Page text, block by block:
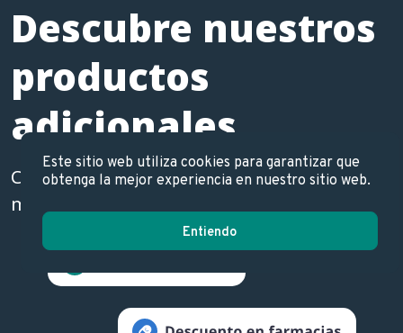
Descubre nuestros
productos
adicionales
Complementa tu plan de salud con ellos y
mejora tu bienestar.
Este sitio web utiliza cookies para garantizar que
obtenga la mejor experiencia en nuestro sitio web.
Entiendo